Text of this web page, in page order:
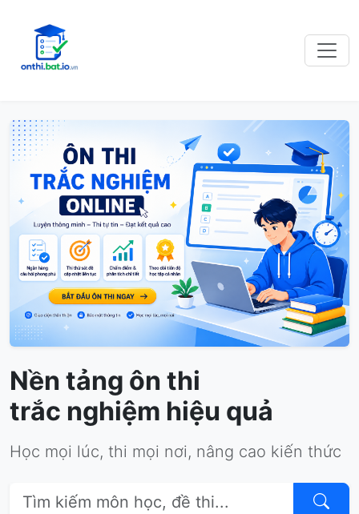
Nền tảng ôn thi
trắc nghiệm hiệu quả
Học mọi lúc, thi mọi nơi, nâng cao kiến thức